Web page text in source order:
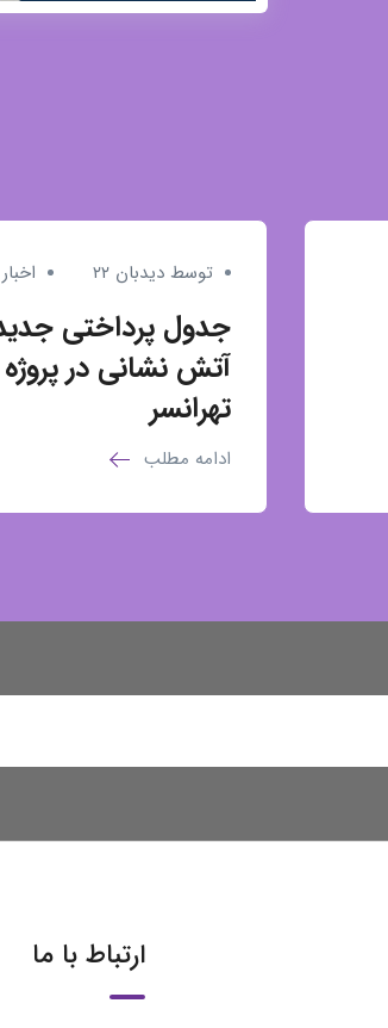
توسط دیدبان ۲۲
جدول پرداختی
آتش نشانی در پروژه
تهرانسر
ادامه مطلب
ارتباط با ما